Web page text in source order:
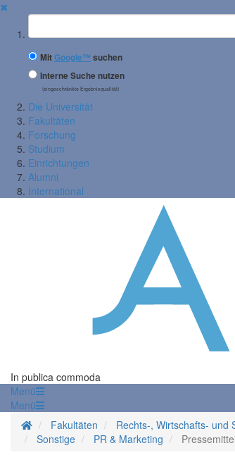
✖
Suchbegriff
MitGoogle™ suchen
Interne Suche nutzen
(eingeschränkte Ergebnisqualität)
Die Universität
Fakultäten
Forschung
Studium
Einrichtungen
Alumni
International
In publica commoda
Menü
Menü
StartseiteFakultäten Rechts-, Wirtschafts- und
Sonstige
PR & Marketing